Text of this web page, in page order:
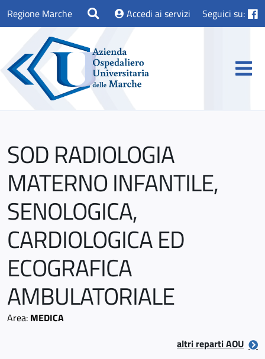
Regione Marche Accedi ai servizi Seguici su:
SOD RADIOLOGIA
MATERNO INFANTILE,
SENOLOGICA,
CARDIOLOGICA ED
ECOGRAFICA
AMBULATORIALE
Area: MEDICA
altri reparti AOU